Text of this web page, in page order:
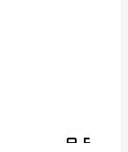
VISTA